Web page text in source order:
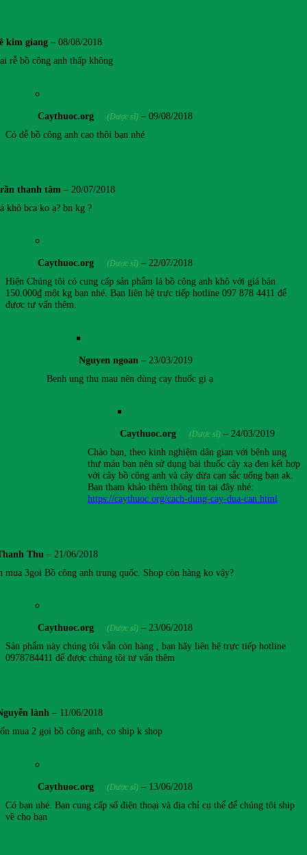
kim giang – 08/08/2018
rễ bồ công anh thấp không
Caythuoc.org (Dược sĩ) – 09/08/2018
Có dễ bồ công anh cao thôi bạn nhé
thanh tâm – 20/07/2018
khô bca ko ạ? bn kg ?
Caythuoc.org (Dược sĩ) – 22/07/2018
Hiện Chúng tôi có cung cấp sản phẩm lá bồ công anh khô với giá bán
150.000₫ một kg bạn nhé. Bạn liên hệ trực tiếp hotline 097 878 4411 để
được tư vấn thêm.
Nguyen ngoan – 23/03/2019
Benh ung thu mau nên dùng cay thuốc gi ạ
Caythuoc.org (Dược sĩ) – 24/03/2019
Chào bạn, theo kinh nghiệm dân gian với bệnh ung
thư máu bạn nên sử dụng bài thuốc cây xạ đen kết hợp
với cây bồ công anh và cây dừa cạn sắc uống bạn ak.
Bạn tham khảo thêm thông tin tại đây nhé:
https://caythuoc.org/cach-dung-cay-dua-can.html
Thu – 21/06/2018
mua 3goi Bồ công anh trung quốc. Shop còn hàng ko vậy?
Caythuoc.org (Dược sĩ) – 23/06/2018
Sản phẩm này chúng tôi vẫn còn hàng , bạn hãy liên hệ trực tiếp hotline
0978784411 để được chúng tôi tư vấn thêm
lành – 11/06/2018
mua 2 gọi bồ công anh, co ship k shop
Caythuoc.org (Dược sĩ) – 13/06/2018
Có bạn nhé. Bạn cung cấp số điện thoại và địa chỉ cụ thể để chúng tôi ship
về cho bạn